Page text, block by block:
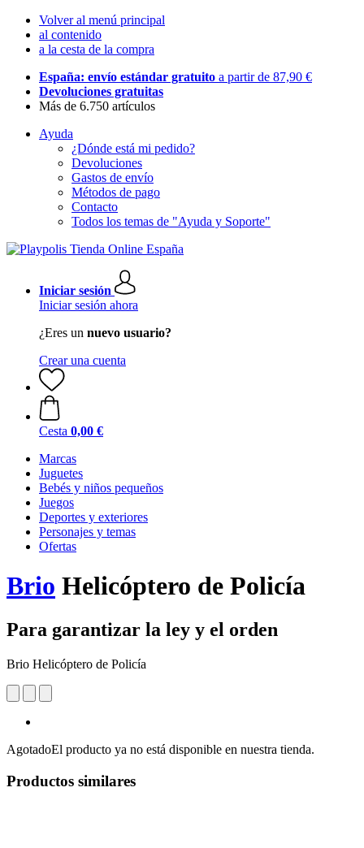
Volver al menú principal
al contenido
a la cesta de la compra
España: envío estándar gratuito a partir de 87,90 €
Devoluciones gratuitas
Más de 6.750 artículos
Ayuda
¿Dónde está mi pedido?
Devoluciones
Gastos de envío
Métodos de pago
Contacto
Todos los temas de "Ayuda y Soporte"
Iniciar sesión
Iniciar sesión ahora
¿Eres un nuevo usuario?
Crear una cuenta
Cesta 0,00 €
Marcas
Juguetes
Bebés y niños pequeños
Juegos
Deportes y exteriores
Personajes y temas
Ofertas
Brio Helicóptero de Policía
Para garantizar la ley y el orden
Brio Helicóptero de Policía
AgotadoEl producto ya no está disponible en nuestra tienda.
Productos similares